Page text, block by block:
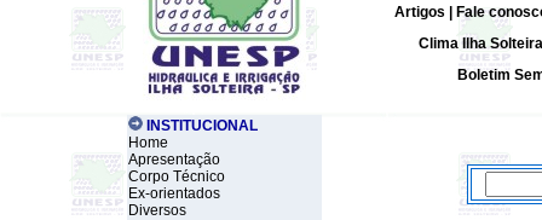
Artigos
Fale
Clima Ilha Solteira
Boletim
INSTITUCIONAL
Home
Apresentação
Corpo Técnico
Ex-orientados
Diversos